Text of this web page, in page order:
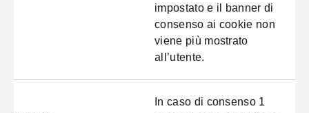
impostato e il banner di
consenso ai cookie non
viene più mostrato
all’utente.
In caso di consenso 1